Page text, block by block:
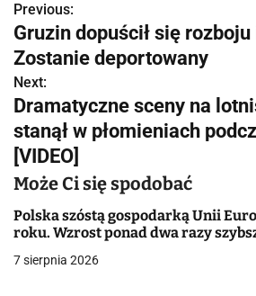
N
a
w
i
g
a
c
j
Previous:
Gruzin dopuścił się
Zostanie deportowany
Next:
Dramatyczne sceny na
stanął w płomieniach
[VIDEO]
Może Ci się spodobać
Polska szóstą gospodarką Unii
roku. Wzrost ponad dwa razy
7 sierpnia 2026